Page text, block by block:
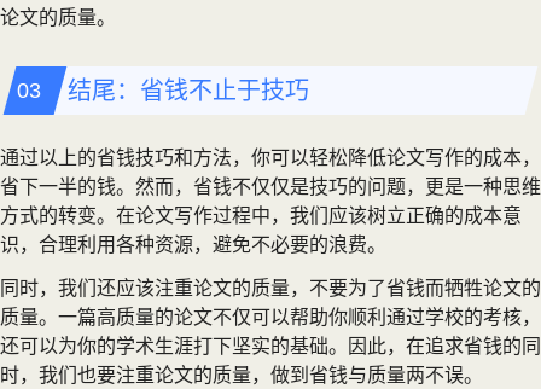
论文的质量。
结尾：省钱不止于技巧
通过以上的省钱技巧和方法，你可以轻松降低论文写作的成本，
省下一半的钱。然而，省钱不仅仅是技巧的问题，更是一种思维
方式的转变。在论文写作过程中，我们应该树立正确的成本意
识，合理利用各种资源，避免不必要的浪费。
同时，我们还应该注重论文的质量，不要为了省钱而牺牲论文的
质量。一篇高质量的论文不仅可以帮助你顺利通过学校的考核，
还可以为你的学术生涯打下坚实的基础。因此，在追求省钱的同
时，我们也要注重论文的质量，做到省钱与质量两不误。